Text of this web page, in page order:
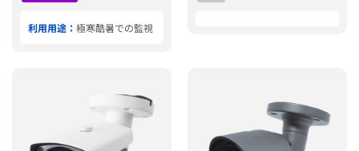
利用用途： 極寒酷暑での監視